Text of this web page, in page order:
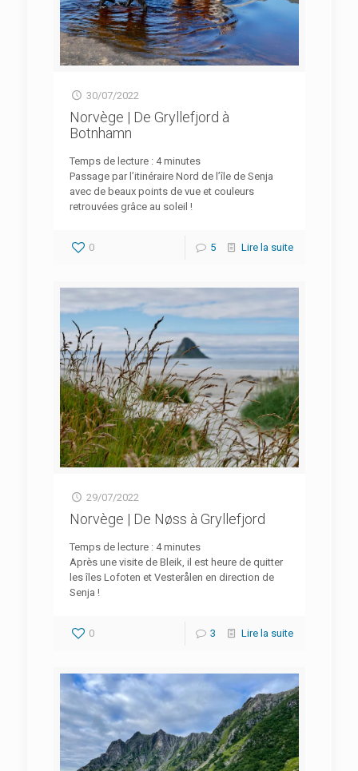
30/07/2022
Norvège | De Gryllefjord à
Botnhamn
Temps de lecture : 4 minutes
Passage par l’itinéraire Nord de l’île de Senja
avec de beaux points de vue et couleurs
retrouvées grâce au soleil !
0 5 Lire la suite
29/07/2022
Norvège | De Nøss à Gryllefjord
Temps de lecture : 4 minutes
Après une visite de Bleik, il est heure de quitter
les îles Lofoten et Vesterålen en direction de
Senja !
0 3 Lire la suite